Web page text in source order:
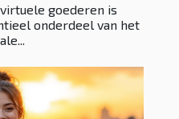
goederen is
onderdeel van het